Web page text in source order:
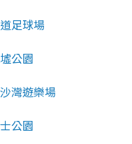
足球場
公園
灣遊樂場
公園